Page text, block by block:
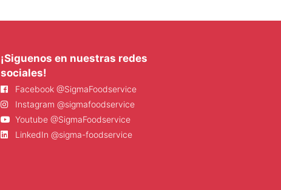
¡Siguenos en nuestras redes
sociales!
Facebook @SigmaFoodservice
Instagram @sigmafoodservice
Youtube @SigmaFoodservice
LinkedIn @sigma-foodservice